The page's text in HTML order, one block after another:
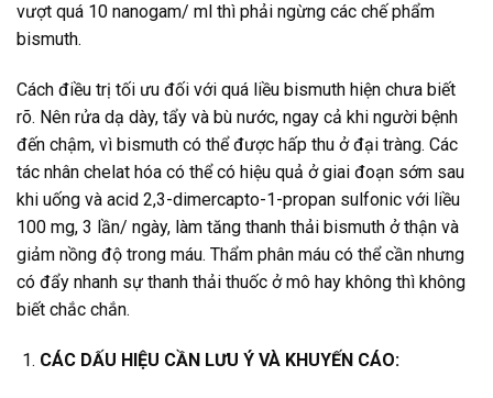
vượt quá 10 nanogam/ ml thì phải ngừng các chế phẩm
bismuth.
Cách điều trị tối ưu đối với quá liều bismuth hiện chưa biết
rõ. Nên rửa dạ dày, tẩy và bù nước, ngay cả khi người bệnh
đến chậm, vì bismuth có thể được hấp thu ở đại tràng. Các
tác nhân chelat hóa có thể có hiệu quả ở giai đoạn sớm sau
khi uống và acid 2,3-dimercapto-1-propan sulfonic với liều
100 mg, 3 lần/ ngày, làm tăng thanh thải bismuth ở thận và
giảm nồng độ trong máu. Thẩm phân máu có thể cần nhưng
có đẩy nhanh sự thanh thải thuốc ở mô hay không thì không
biết chắc chắn.
CÁC DẤU HIỆU CẦN LƯU Ý VÀ KHUYẾN CÁO: